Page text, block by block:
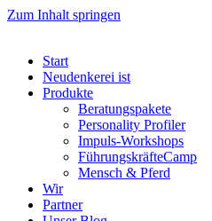
Zum Inhalt springen
Start
Neudenkerei ist
Produkte
Beratungspakete
Personality Profiler
Impuls-Workshops
FührungskräfteCamp
Mensch & Pferd
Wir
Partner